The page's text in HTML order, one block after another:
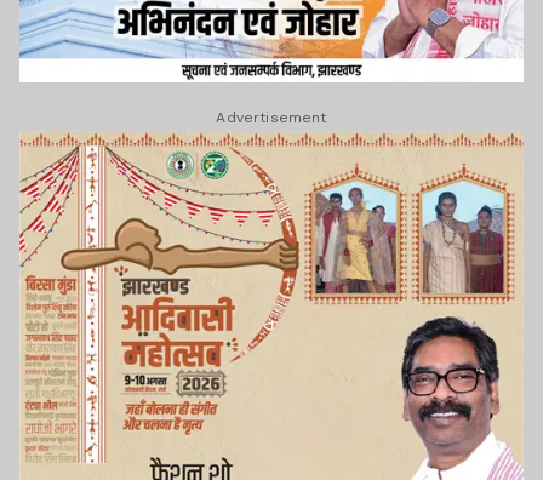
Advertisement